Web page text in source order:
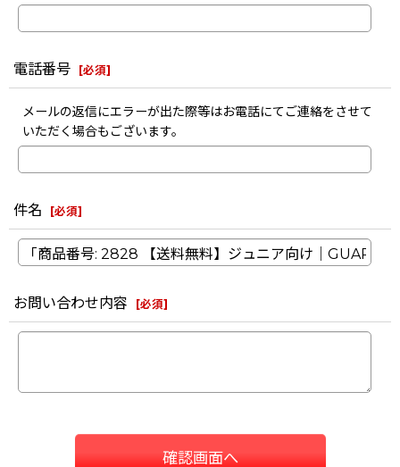
電話番号 [必須]
メールの返信にエラーが出た際等はお電話にてご連絡をさせて
いただく場合もございます。
件名 [必須]
お問い合わせ内容 [必須]
確認画面へ